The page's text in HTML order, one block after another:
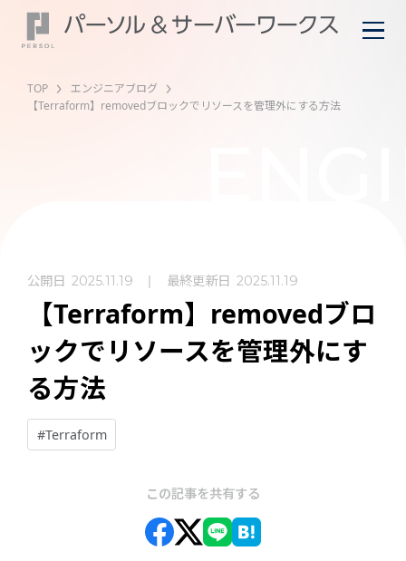
TOP
エンジニアブログ
【Terraform】removedブロックでリソースを管理外にする方法
公開日 2025.11.19 最終更新日 2025.11.19
【Terraform】removedブロ
ックでリソースを管理外にす
る方法
#Terraform
この記事を共有する